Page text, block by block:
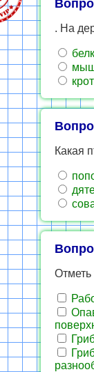
. На
Какая
Отметь